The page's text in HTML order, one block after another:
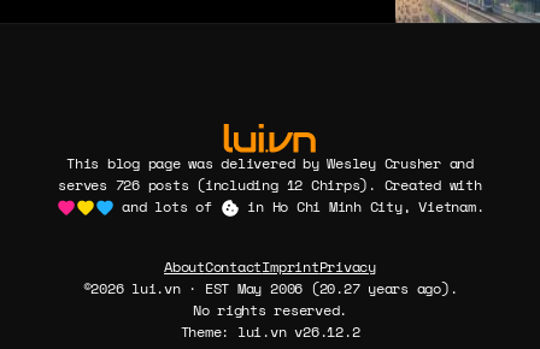
This blog page was delivered by Wesley Crusher and
serves 726 posts (including 12 Chirps). Created with
and lots of
in Ho Chi Minh City, Vietnam.
AboutContactImprintPrivacy
©2026 lui.vn · EST May 2006 (20.27 years ago).
No rights reserved.
Theme: lui.vn v26.12.2